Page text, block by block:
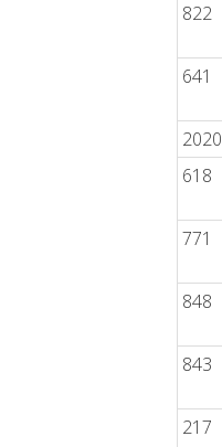
822
641
2020
618
771
848
843
217